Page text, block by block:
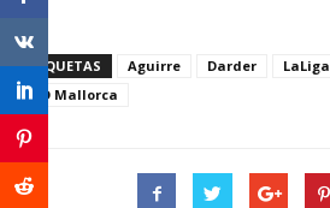
ETIQUETAS Aguirre Darder LaLiga
RCD Mallorca